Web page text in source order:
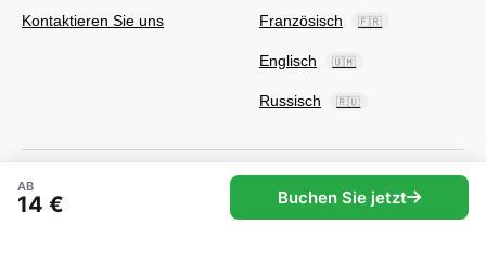
AB
14 € Buchen Sie jetzt
Kontaktieren Sie uns Französisch 🇫🇷
Englisch 🇺🇲
Russisch 🇷🇺
© 2025 Andaluciavibes.com